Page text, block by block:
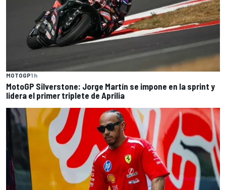
MOTOGP1 h
MotoGP Silverstone: Jorge Martín se impone en la sprint y
lidera el primer triplete de Aprilia